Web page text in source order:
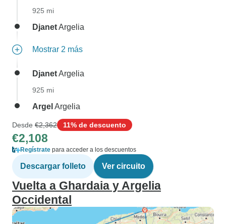
925 mi
DjanetArgelia
Mostrar 2 más
DjanetArgelia
925 mi
Argel Argelia
Desde €2,362 11% de descuento
€2,108
Regístrate para acceder a los descuentos
Descargar folleto Ver circuito
Vuelta a Ghardaia y Argelia
Occidental